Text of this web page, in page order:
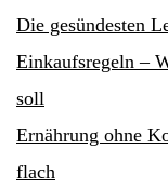
Die gesündesten
Einkaufsregeln –
soll
Ernährung ohne
flach